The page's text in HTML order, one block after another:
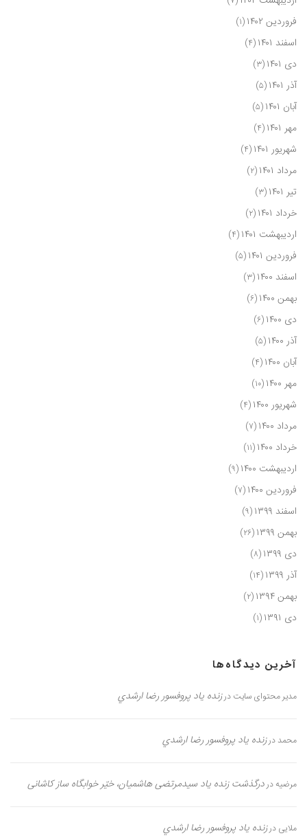
فروردین ۱۴۰۲ (۱)
اسفند ۱۴۰۱ (۴)
دی ۱۴۰۱ (۳)
آذر ۱۴۰۱ (۵)
آبان ۱۴۰۱ (۵)
مهر ۱۴۰۱ (۴)
شهریور ۱۴۰۱ (۴)
مرداد ۱۴۰۱ (۲)
تیر ۱۴۰۱ (۳)
خرداد ۱۴۰۱ (۲)
اردیبهشت ۱۴۰۱ (۴)
فروردین ۱۴۰۱ (۵)
اسفند ۱۴۰۰ (۳)
بهمن ۱۴۰۰ (۶)
دی ۱۴۰۰ (۶)
آذر ۱۴۰۰ (۵)
آبان ۱۴۰۰ (۴)
مهر ۱۴۰۰ (۱۰)
شهریور ۱۴۰۰ (۴)
مرداد ۱۴۰۰ (۷)
خرداد ۱۴۰۰ (۱۱)
اردیبهشت ۱۴۰۰ (۹)
فروردین ۱۴۰۰ (۷)
اسفند ۱۳۹۹ (۹)
بهمن ۱۳۹۹ (۲۶)
دی ۱۳۹۹ (۸)
آذر ۱۳۹۹ (۱۴)
بهمن ۱۳۹۴ (۲)
دی ۱۳۹۱ (۱)
آخرین دیدگاه‌ها
مدیر محتوای سایت درزنده یاد پروفسور رضا ارشدي
محمد درزنده یاد پروفسور رضا ارشدي
مرضیه دردرگذشت زنده یاد سیدمرتضی هاشمیان، خیّر خوابگاه ساز کاشانی
ملایی درزنده یاد پروفسور رضا ارشدي